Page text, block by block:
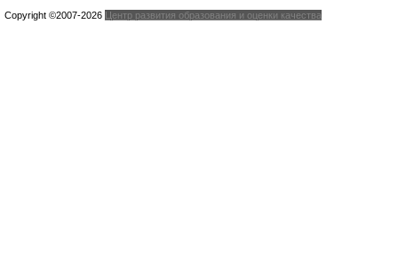
Copyright ©2007-2026 Центр развития образования и оценки качества